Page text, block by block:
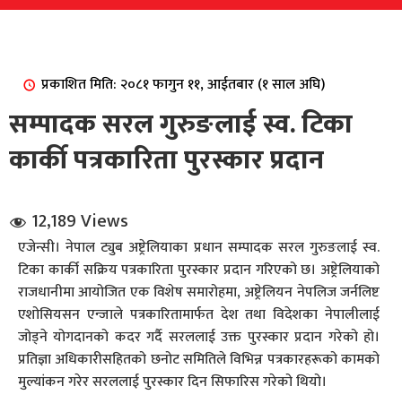
संवाद
प्रकाशित मिति: २०८१ फागुन ११, आईतबार (१ साल अघि)
सम्पादक सरल गुरुङलाई स्व. टिका
कार्की पत्रकारिता पुरस्कार प्रदान
12,189 Views
एजेन्सी। नेपाल ट्युब अष्ट्रेलियाका प्रधान सम्पादक सरल गुरुङलाई स्व.
टिका कार्की सक्रिय पत्रकारिता पुरस्कार प्रदान गरिएको छ। अष्ट्रेलियाको
राजधानीमा आयोजित एक विशेष समारोहमा, अष्ट्रेलियन नेपलिज जर्नलिष्ट
एशोसियसन एन्जाले पत्रकारितामार्फत देश तथा विदेशका नेपालीलाई
जोड्ने योगदानको कदर गर्दै सरललाई उक्त पुरस्कार प्रदान गरेको हो।
प्रतिज्ञा अधिकारीसहितको छनोट समितिले विभिन्न पत्रकारहरूको कामको
मुल्यांकन गरेर सरललाई पुरस्कार दिन सिफारिस गरेको थियो।